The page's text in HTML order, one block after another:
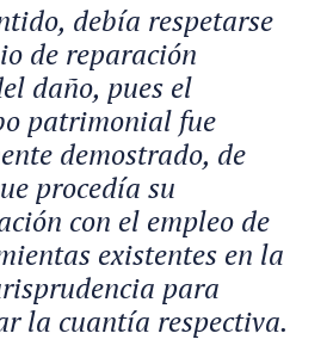
debía respetarse
de reparación
daño, pues el
patrimonial fue
demostrado, de
procedía su
con el empleo de
existentes en la
para
la cuantía respectiva.